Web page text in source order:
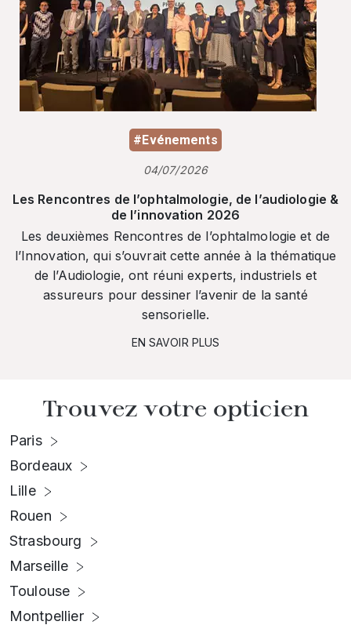
#Evénements
04/07/2026
Les Rencontres de l’ophtalmologie, de l’audiologie &
de l’innovation 2026
Les deuxièmes Rencontres de l’ophtalmologie et de
l’Innovation, qui s’ouvrait cette année à la thématique
de l’Audiologie, ont réuni experts, industriels et
assureurs pour dessiner l’avenir de la santé
sensorielle.
EN SAVOIR PLUS
Trouvez votre opticien
Paris
Bordeaux
Lille
Rouen
Strasbourg
Marseille
Toulouse
Montpellier